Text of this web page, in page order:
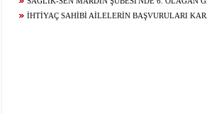
KURUL HEYECANI YAŞANIYOR!
İHTİYAÇ SAHİBİ AİLELERİN BAŞVURULARI